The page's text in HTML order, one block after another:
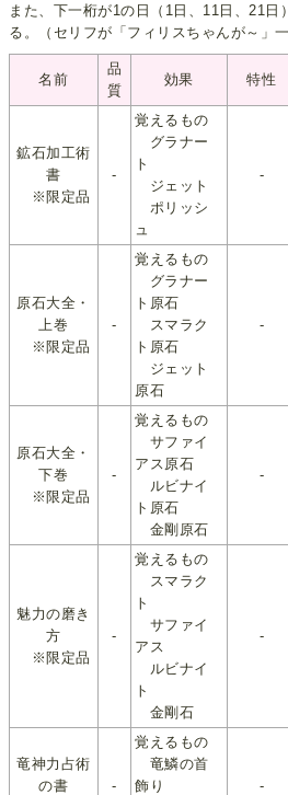
また、下一桁が1の日（1日、11日、21日
る。（セリフが「フィリスちゃんが～」
名前
品
質
効果 特性
鉱石加工術
書
※限定品
-
覚えるもの
グラナー
ト
ジェット
ポリッシ
ュ
-
原石大全・
上巻
※限定品
-
覚えるもの
グラナー
ト原石
スマラク
ト原石
ジェット
原石
-
原石大全・
下巻
※限定品
-
覚えるもの
サファイ
アス原石
ルビナイ
ト原石
金剛原石
-
魅力の磨き
方
※限定品
-
覚えるもの
スマラク
ト
サファイ
アス
ルビナイ
ト
金剛石
-
竜神力占術
の書
-
覚えるもの
竜鱗の首
飾り
-